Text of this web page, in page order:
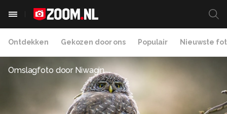
Ontdekken Gekozen door ons Populair Nieuwste
Omslagfoto door Niwagin